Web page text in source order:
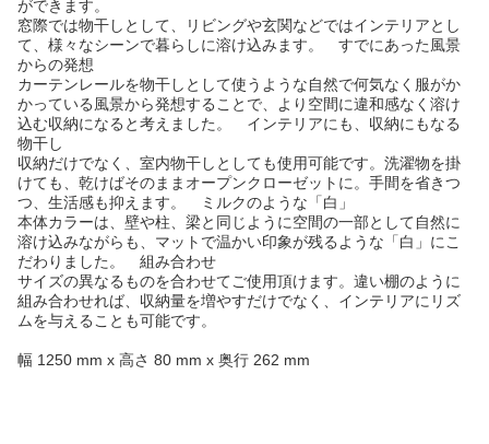
ができます。
窓際では物干しとして、リビングや玄関などではインテリアとし
て、様々なシーンで暮らしに溶け込みます。 すでにあった風景
からの発想
カーテンレールを物干しとして使うような自然で何気なく服がか
かっている風景から発想することで、より空間に違和感なく溶け
込む収納になると考えました。 インテリアにも、収納にもなる
物干し
収納だけでなく、室内物干しとしても使用可能です。洗濯物を掛
けても、乾けばそのままオープンクローゼットに。手間を省きつ
つ、生活感も抑えます。 ミルクのような「白」
本体カラーは、壁や柱、梁と同じように空間の一部として自然に
溶け込みながらも、マットで温かい印象が残るような「白」にこ
だわりました。 組み合わせ
サイズの異なるものを合わせてご使用頂けます。違い棚のように
組み合わせれば、収納量を増やすだけでなく、インテリアにリズ
ムを与えることも可能です。
幅 1250 mm x 高さ 80 mm x 奥行 262 mm